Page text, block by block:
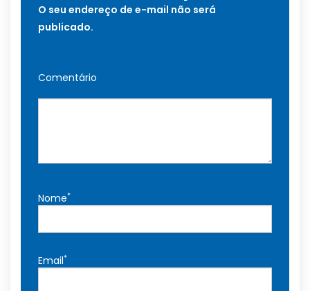
O seu endereço de e-mail não será
publicado.
Comentário
Nome*
Email*